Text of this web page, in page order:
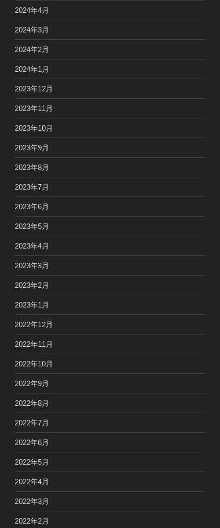
2024年4月
2024年3月
2024年2月
2024年1月
2023年12月
2023年11月
2023年10月
2023年9月
2023年8月
2023年7月
2023年6月
2023年5月
2023年4月
2023年3月
2023年2月
2023年1月
2022年12月
2022年11月
2022年10月
2022年9月
2022年8月
2022年7月
2022年6月
2022年5月
2022年4月
2022年3月
2022年2月